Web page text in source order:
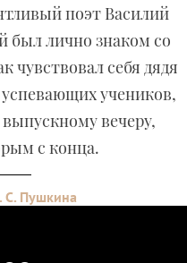
поэт Василий
лично знаком со
чувствовал себя дядя
учеников,
вечеру,
с конца.
С. Пушкина